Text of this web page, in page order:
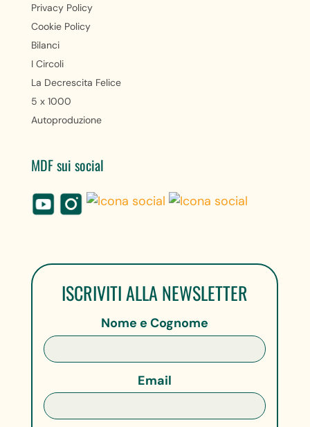
Privacy Policy
Cookie Policy
Bilanci
I Circoli
La Decrescita Felice
5 x 1000
Autoproduzione
MDF sui social
ISCRIVITI ALLA NEWSLETTER
Nome e Cognome
Email